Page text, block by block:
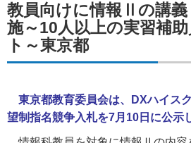
教員向けに情報Ⅱの講義
施～10人以上の実習補
ト～東京都
東京都教育委員会は、DXハイス
望制指名競争入札を7月10日に公示